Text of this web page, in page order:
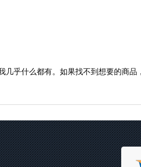
几乎什么都有。如果找不到想要的商